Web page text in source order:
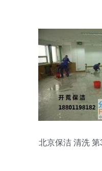
北京保洁 清洗